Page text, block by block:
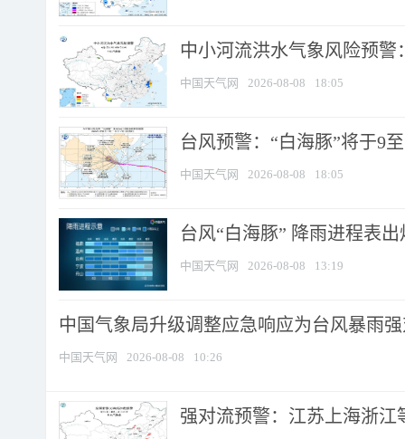
中小河流洪水气象风险预
中国天气网 2026-08-08 18:05
台风预警：“白海豚”将于9
中国天气网 2026-08-08 18:05
台风“白海豚” 降雨进程表
中国天气网 2026-08-08 13:19
中国气象局升级调整应急响应为台风暴雨
中国天气网 2026-08-08 10:26
强对流预警：江苏上海浙江